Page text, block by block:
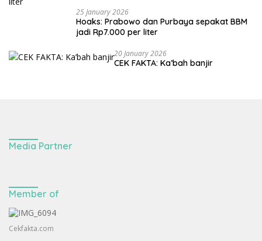
25 January 2026
Hoaks: Prabowo dan Purbaya sepakat BBM
jadi Rp7.000 per liter
20 January 2026
CEK FAKTA: Ka’bah banjir
Media Partner
Member of
Cekfakta.com